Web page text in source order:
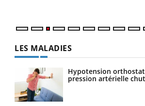
LES MALADIES
Hypotension
pression artérielle